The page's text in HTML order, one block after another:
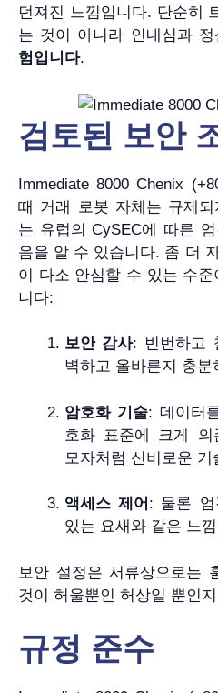
던져진 느낌입니다. 단순히
는 것이 아니라 인내심과 정
험입니다.
검토된 보안
Immediate 8000 Chenix
때 거래 로봇 자체는 규제
는 유럽의 CySEC에 따른
음을 알 수 있습니다. 좀 더
이 다소 안심할 수 있는 수
니다:
보안 감사: 빈번하고
벽하고 올바른지 충
암호화 기술: 데이터
호화 표준에 크게 의
모자처럼 신비로운 기
액세스 제어 : 물론 엄
있는 요새와 같은 느
보안 설정은 서류상으로는
것이 허울뿐인 허상일 뿐인
규정 준수